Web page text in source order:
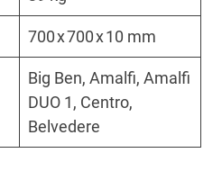
700 x 700 x 10 mm
Big Ben, Amalfi, Amalfi
DUO 1, Centro,
Belvedere